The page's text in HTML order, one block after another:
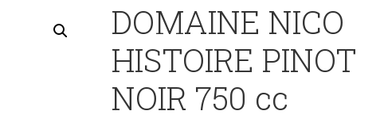
DOMAINE NICO
HISTOIRE PINOT
NOIR 750 cc